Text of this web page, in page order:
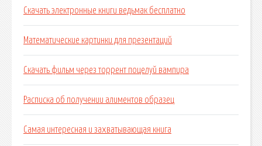
Скачать электронные книги ведьмак бесплатно
Математические картинки для презентаций
Скачать фильм через торрент поцелуй вампира
Расписка об получении алиментов образец
Самая интересная и захватывающая книга